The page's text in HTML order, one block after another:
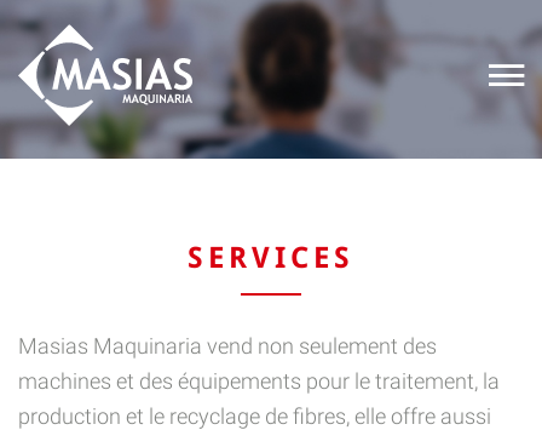
SERVICES
Masias Maquinaria vend non seulement des
machines et des équipements pour le traitement, la
production et le recyclage de fibres, elle offre aussi